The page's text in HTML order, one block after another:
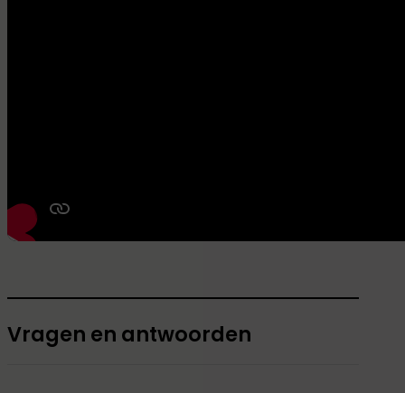
Vragen en antwoorden